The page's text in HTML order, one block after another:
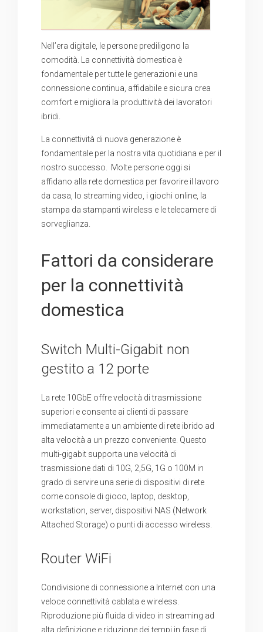
Nell’era digitale, le persone prediligono la
comodità. La connettività domestica è
fondamentale per tutte le generazioni e una
connessione continua, affidabile e sicura crea
comfort e migliora la produttività dei lavoratori
ibridi.
La connettività di nuova generazione è
fondamentale per la nostra vita quotidiana e per il
nostro successo. Molte persone oggi si
affidano alla rete domestica per favorire il lavoro
da casa, lo streaming video, i giochi online, la
stampa da stampanti wireless e le telecamere di
sorveglianza.
Fattori da considerare
per la connettività
domestica
Switch Multi-Gigabit non
gestito a 12 porte
La rete 10GbE offre velocità di trasmissione
superiori e consente ai clienti di passare
immediatamente a un ambiente di rete ibrido ad
alta velocità a un prezzo conveniente. Questo
multi-gigabit supporta una velocità di
trasmissione dati di 10G, 2,5G, 1G o 100M in
grado di servire una serie di dispositivi di rete
come console di gioco, laptop, desktop,
workstation, server, dispositivi NAS (Network
Attached Storage) o punti di accesso wireless.
Router WiFi
Condivisione di connessione a Internet con una
veloce connettività cablata e wireless.
Riproduzione più fluida di video in streaming ad
alta definizione e riduzione dei tempi in fase di